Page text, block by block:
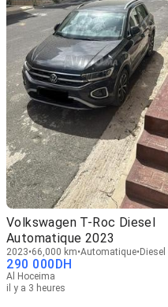
Volkswagen T-Roc Diesel
Automatique 2023
2023 66,000 km Automatique Diesel
290 000DH
Al Hoceima
il y a 3 heures